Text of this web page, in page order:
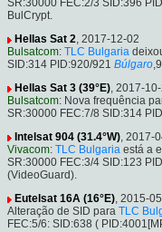
SR:30000 FEC:2/3 SID:396
BulCrypt.
Hellas Sat 2, 2017-12-02
Bulsatcom: TLC Bulgaria
SID:314 PID:920/921 Búlgaro
Hellas Sat 3 (39°E), 2017-
Bulsatcom: Nova frequência
SR:30000 FEC:7/8 SID:314
Intelsat 904 (31.4°W), 2017-
Vivacom: TLC Bulgaria está a
SR:30000 FEC:3/4 SID:123
(VideoGuard).
Eutelsat 16A (16°E), 2015-
Alteração de SID para TLC
FEC:5/6: SID:638 (